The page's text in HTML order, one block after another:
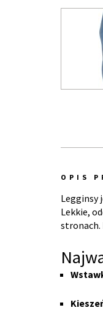
OPIS
Legginsy
Lekkie,
stronach.